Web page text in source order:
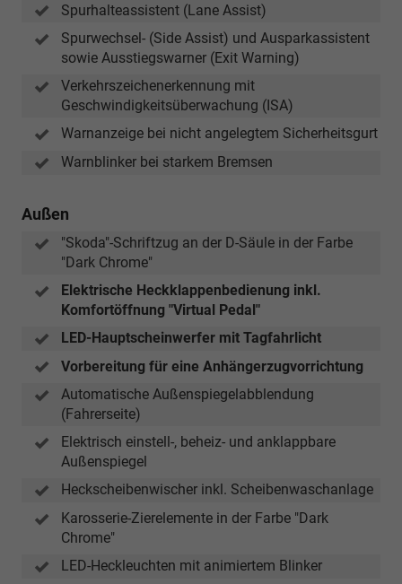
Spurhalteassistent (Lane Assist)
Spurwechsel- (Side Assist) und Ausparkassistent
sowie Ausstiegswarner (Exit Warning)
Verkehrszeichenerkennung mit
Geschwindigkeitsüberwachung (ISA)
Warnanzeige bei nicht angelegtem Sicherheitsgurt
Warnblinker bei starkem Bremsen
Außen
"Skoda"-Schriftzug an der D-Säule in der Farbe
"Dark Chrome"
Elektrische Heckklappenbedienung inkl.
Komfortöffnung "Virtual Pedal"
LED-Hauptscheinwerfer mit Tagfahrlicht
Vorbereitung für eine Anhängerzugvorrichtung
Automatische Außenspiegelabblendung
(Fahrerseite)
Elektrisch einstell-, beheiz- und anklappbare
Außenspiegel
Heckscheibenwischer inkl. Scheibenwaschanlage
Karosserie-Zierelemente in der Farbe "Dark
Chrome"
LED-Heckleuchten mit animiertem Blinker